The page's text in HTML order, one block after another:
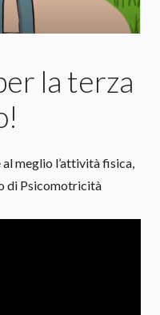
la terza
meglio l’attività fisica,
di Psicomotricità